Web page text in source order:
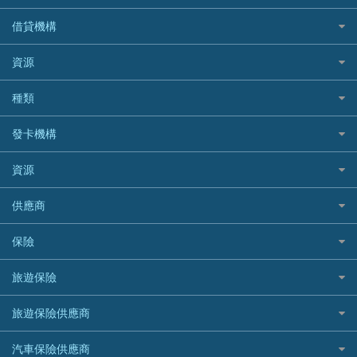
私人貸款比較
稅季/稅務貸款
網上貸款
結餘轉戶(清卡數貸款)
銀行貸款
財務公司貸款
免入息貸款
免TU貸款
急借錢
緊急貸款比較
最佳小額貸款比較
易批必批貸款
24小時貸款
借貸機構
BEA 東亞銀行
BOC 中國銀行
Cashing Pro 優尚信貸
CCB(Asia) 中國建設銀行 (亞洲)
Citibank 花旗銀行
CNCBI 信銀國際
CreFIT 維信
DBS 星展銀行
DSB 大新銀行
HSBC 滙豐銀行貸款
K Cash 貸款
資源
如何申請個人貸款
如何管理個人貸款
個人貸款有用資訊
清卡數貸款教學
循環貸款教學
個人化貸款產品推介 🔥全新
債務重組一覽
供樓利息扣稅
最佳貸款app
種類
網購優惠
精選外幣網購信用卡
尊尚信用卡
公司信用卡
電子錢包信用卡
日本遊信用卡攻略
韓國遊信用卡攻略
台灣遊信用卡攻略
機場貴賓室信用卡
發卡機構
Citibank花旗銀行
AE美國運通
DBS星展銀行
HSBC滙豐銀行
Mox
信銀國際
大新銀行
恒生銀行
Standard Chartered渣打銀行
資源
Black Friday優惠
淘寶付款方式
一田購物優惠日
SOGO感謝祭
HKTVmall優惠碼
交稅優惠
酒店優惠碼
供應商
八達通自動增值信用卡
保險
旅遊保險
汽車保險
家居保險
家傭保險
旅遊保險
日本旅遊保險及資訊
泰國旅遊保險及資訊
旅遊保險供應商
AXA 安盛
汽車保險供應商